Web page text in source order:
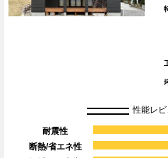
性能レビ
耐震性
断熱/省エネ性